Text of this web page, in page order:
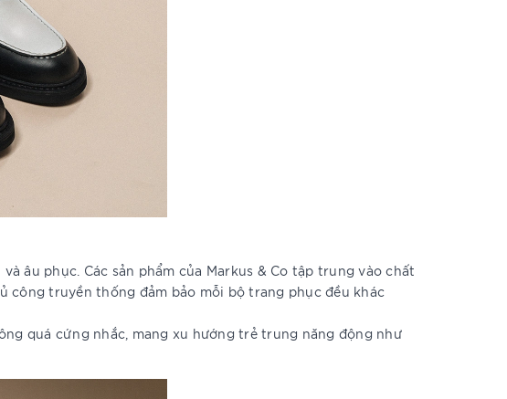
âu phục. Các sản phẩm của Markus & Co tập trung vào chất
công truyền thống đảm bảo mỗi bộ trang phục đều khác
quá cứng nhắc, mang xu hướng trẻ trung năng động như